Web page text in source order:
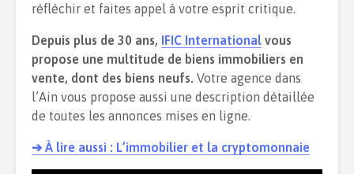
réfléchir et faites appel à votre esprit critique.
Depuis plus de 30 ans, IFIC International vous
propose une multitude de biens immobiliers en
vente, dont des biens neufs. Votre agence dans
l’Ain vous propose aussi une description détaillée
de toutes les annonces mises en ligne.
➔ À lire aussi : L’immobilier et la cryptomonnaie